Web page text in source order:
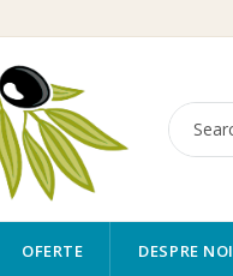
OFERTE DESPRE NOI